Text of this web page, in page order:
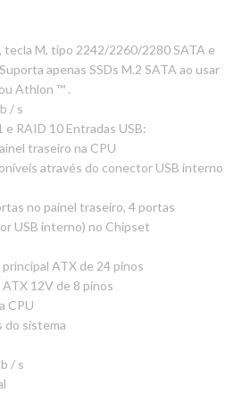
tecla M, tipo 2242/2260/2280 SATA e
apenas SSDs M.2 SATA ao usar
Athlon ™ .
/ s
e RAID 10 Entradas USB:
traseiro na CPU
através do conector USB interno
no painel traseiro, 4 portas
USB interno) no Chipset
ATX de 24 pinos
12V de 8 pinos
CPU
do sistema
/ s